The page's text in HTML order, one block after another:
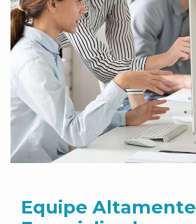
Equipe Altamente